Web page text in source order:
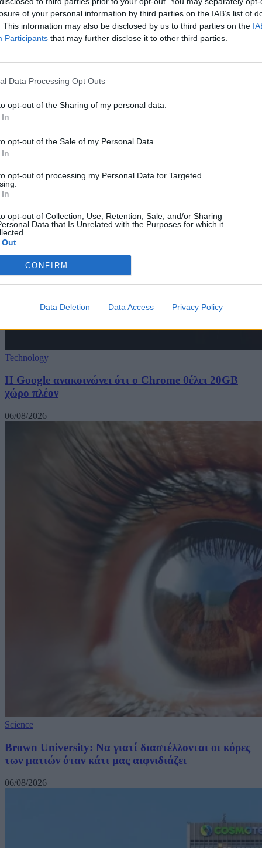
of your personal information by third parties on the IAB’s list of
This information may also be disclosed by us to third parties on the
Participants that may further disclose it to other third parties.
Data Processing Opt Outs
opt-out of the Sharing of my personal data.
opt-out of the Sale of my Personal Data.
opt-out of processing my Personal Data for Targeted
opt-out of Collection, Use, Retention, Sale, and/or Sharing
Data that Is Unrelated with the Purposes for which it
CONFIRM
Data Deletion Data Access Privacy Policy
Mobile
Μπλόκο στις ανέπαφες πληρωμές: Η ενημέρωση των
Technology
Η Google ανακοινώνει ότι ο Chrome θέλει 20GB
χώρο πλέον
06/08/2026
Science
Brown University: Να γιατί διαστέλλονται οι κόρες
των ματιών όταν κάτι μας αιφνιδιάζει
06/08/2026